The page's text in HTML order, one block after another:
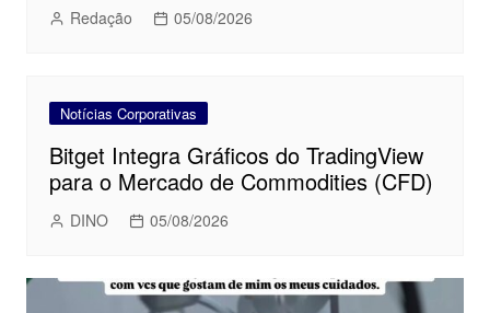
Redação 05/08/2026
Notícias Corporativas
Bitget Integra Gráficos do TradingView
para o Mercado de Commodities (CFD)
DINO 05/08/2026